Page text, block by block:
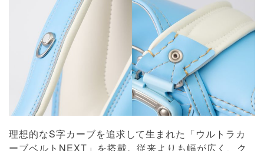
理想的なS字カーブを追求して生まれた「ウルトラカ
ーブベルトNEXT」を搭載。従来よりも幅が広く、ク